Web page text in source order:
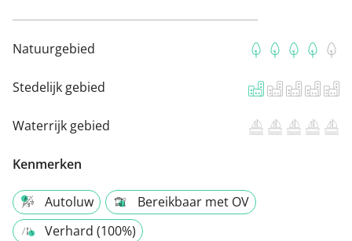
Natuurgebied
Stedelijk gebied
Waterrijk gebied
Kenmerken
Autoluw
Bereikbaar met OV
Verhard (100%)